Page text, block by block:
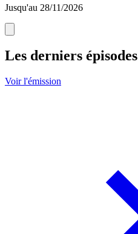
Jusqu'au 28/11/2026
Les derniers épisodes
Voir l'émission